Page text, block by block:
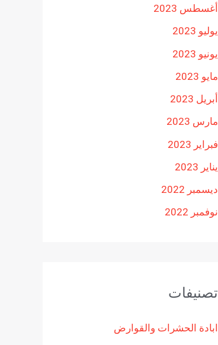
أغسطس 2023
يوليو 2023
يونيو 2023
مايو 2023
أبريل 2023
مارس 2023
فبراير 2023
يناير 2023
ديسمبر 2022
نوفمبر 2022
تصنيفات
ابادة الحشرات والقوارض